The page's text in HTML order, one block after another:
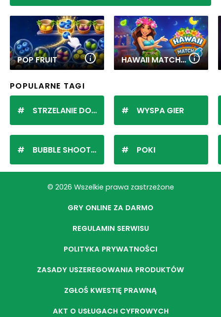
POP FRUIT HAWAII MATCH 6
POPULARNE TAGI
STRZELANIE DO KULEK
BUBBLE SHOOTER
WYSPA GIER
POKI
© 2026 Wszelkie prawa zastrzeżone
GRY ONLINE ZA DARMO
REGULAMIN SERWISU
POLITYKA PRYWATNOŚCI
ZASADY USZEREGOWANIA PRODUKTÓW
ZGŁOŚ KWESTIĘ PRAWNĄ
AKT O USŁUGACH CYFROWYCH